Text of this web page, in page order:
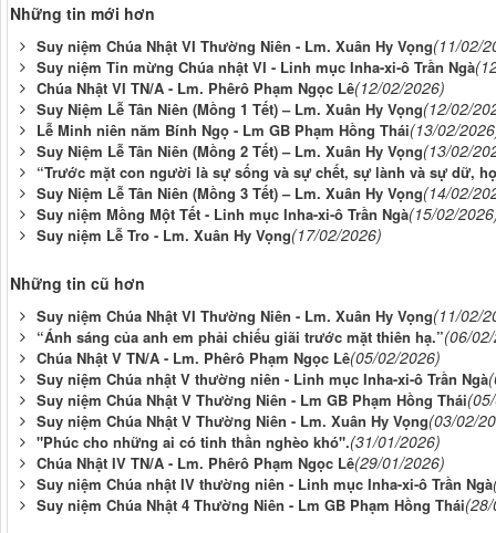
Những tin mới hơn
Suy niệm Chúa Nhật VI Thường Niên - Lm. Xuân Hy Vọng(11/02/
Suy niệm Tin mừng Chúa nhật VI - Linh mục Inha-xi-ô Trần Ngà
Chúa Nhật VI TN/A - Lm. Phêrô Phạm Ngọc Lê(12/02/2026)
Suy Niệm Lễ Tân Niên (Mồng 1 Tết) – Lm. Xuân Hy Vọng(12/02/
Lễ Minh niên năm Bính Ngọ - Lm GB Phạm Hồng Thái(13/02/
Suy Niệm Lễ Tân Niên (Mồng 2 Tết) – Lm. Xuân Hy Vọng(13/02/
“Trước mặt con người là sự sống và sự chết, sự lành và sự dữ,
Suy Niệm Lễ Tân Niên (Mồng 3 Tết) – Lm. Xuân Hy Vọng(14/02/
Suy niệm Mồng Một Tết - Linh mục Inha-xi-ô Trần Ngà(15/02/
Suy niệm Lễ Tro - Lm. Xuân Hy Vọng(17/02/2026)
Những tin cũ hơn
Suy niệm Chúa Nhật VI Thường Niên - Lm. Xuân Hy Vọng(11/02/
“Ánh sáng của anh em phải chiếu giãi trước mặt thiên hạ.”(06/
Chúa Nhật V TN/A - Lm. Phêrô Phạm Ngọc Lê(05/02/2026)
Suy niệm Chúa nhật V thường niên - Linh mục Inha-xi-ô Trần Ngà
Suy niệm Chúa Nhật V Thường Niên - Lm GB Phạm Hồng Thái
Suy niệm Chúa Nhật V Thường Niên - Lm. Xuân Hy Vọng(03/02/
"Phúc cho những ai có tinh thần nghèo khó".(31/01/2026)
Chúa Nhật IV TN/A - Lm. Phêrô Phạm Ngọc Lê(29/01/2026)
Suy niệm Chúa nhật IV thường niên - Linh mục Inha-xi-ô Trần Ngà
Suy niệm Chúa Nhật 4 Thường Niên - Lm GB Phạm Hồng Thái